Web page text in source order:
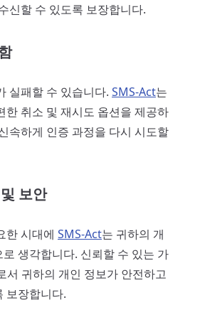
신할 수 있도록 보장합니다.
실패할 수 있습니다. SMS-Act는
한 취소 및 재시도 옵션을 제공하
속하게 인증 과정을 다시 시도할
보안
한 시대에 SMS-Act는 귀하의 개
생각합니다. 신뢰할 수 있는 가
서 귀하의 개인 정보가 안전하고
보장합니다.